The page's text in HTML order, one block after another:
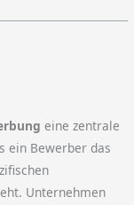
eine zentrale
ein Bewerber das
Unternehmen